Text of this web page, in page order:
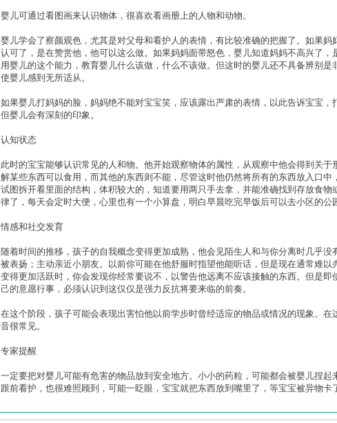
婴儿可通过看图画来认识物体，很喜欢看画册上的人物和动物。
婴儿学会了察颜观色，尤其是对父母和看护人的表情，有比较准确的把握了。如果
认可了，是在赞赏他，他可以这么做。如果妈妈面带怒色，婴儿知道妈妈不高兴了，
用婴儿的这个能力，教育婴儿什么该做，什么不该做。但这时的婴儿还不具备辨别
使婴儿感到无所适从。
如果婴儿打妈妈的脸，妈妈绝不能对宝宝笑，应该露出严肃的表情，以此告诉宝宝，
但婴儿会有深刻的印象。
认知状态
此时的宝宝能够认识常见的人和物。他开始观察物体的属性，从观察中他会得到关
解某些东西可以食用，而其他的东西则不能，尽管这时他仍然将所有的东西放入口中
试图拆开看里面的结构，体积较大的，知道要用两只手去拿，并能准确找到存放食
律了，每天会定时大便，心里也有一个小算盘，明白早晨吃完早饭后可以去小区的公
情感和社交发育
随着时间的推移，孩子的自我概念变得更加成熟，他会见陌生人和与你分离时几乎
被表扬；主动亲近小朋友。以前你可能在他舒服时指望他能听话，但是现在通常难
变得更加活跃时，你会发现你经常要说不，以警告他远离不应该接触的东西。但是即
己的意愿行事，必须认识到这仅仅是强力反抗将要来临的前奏。
在这个阶段，孩子可能会表现出害怕他以前学步时曾经适应的物品或情况的现象。
音很常见。
专家提醒
一定要把对婴儿可能有危害的物品放到安全地方。小小的药粒，可能都会被婴儿捏
跟前看护，也很难照顾到，可能一眨眼，宝宝就把东西放到嘴里了，等宝宝被异物卡